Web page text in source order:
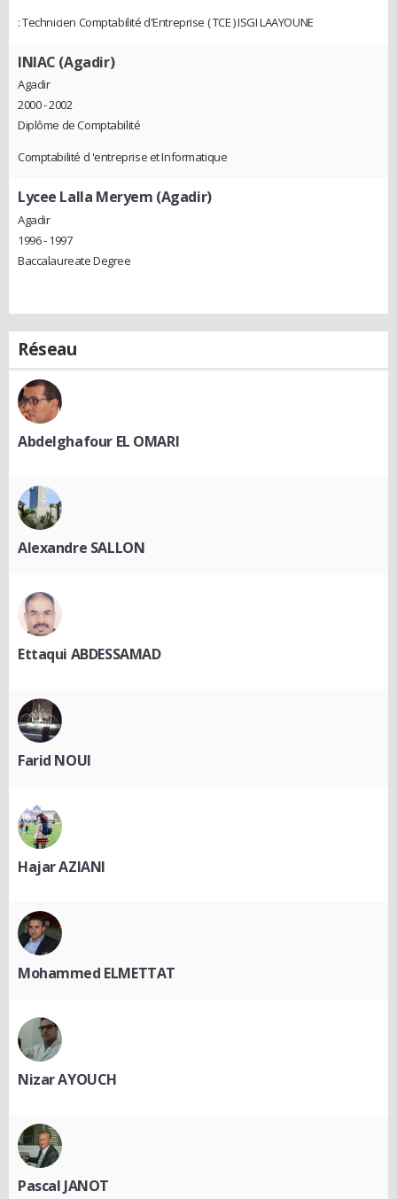
: Technicien Comptabilité d'Entreprise ( TCE ) ISGI LAAYOUNE
INIAC (Agadir)
Agadir
2000 - 2002
Diplôme de Comptabilité
Comptabilité d 'entreprise et Informatique
Lycee Lalla Meryem (Agadir)
Agadir
1996 - 1997
Baccalaureate Degree
Réseau
Abdelghafour EL OMARI
Alexandre SALLON
Ettaqui ABDESSAMAD
Farid NOUI
Hajar AZIANI
Mohammed ELMETTAT
Nizar AYOUCH
Pascal JANOT